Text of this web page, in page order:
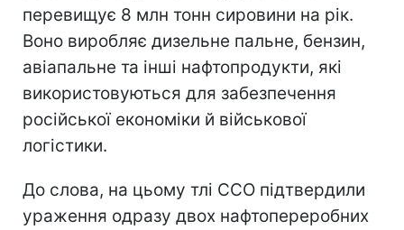
перевищує 8 млн тонн сировини на рік.
Воно виробляє дизельне пальне, бензин,
авіапальне та інші нафтопродукти, які
використовуються для забезпечення
російської економіки й військової
логістики.
До слова, на цьому тлі ССО підтвердили
ураження одразу двох нафтопереробних